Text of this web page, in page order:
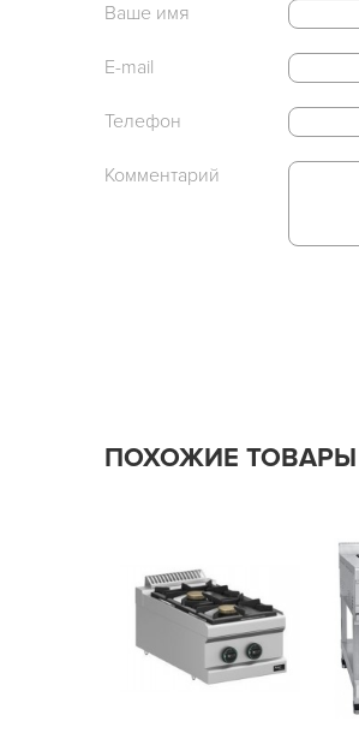
Ваше имя
E-mail
Телефон
Комментарий
ПОХОЖИЕ ТОВАРЫ